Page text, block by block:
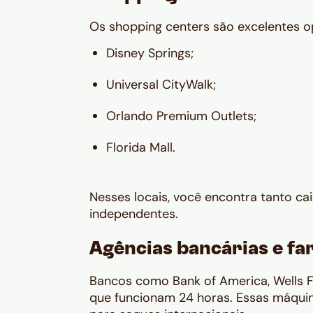
Os shopping centers são excelentes
Disney Springs;
Universal CityWalk;
Orlando Premium Outlets;
Florida Mall.
Nesses locais, você encontra tanto
independentes.
Agências bancárias e
Bancos como Bank of America, Wells
que funcionam 24 horas. Essas